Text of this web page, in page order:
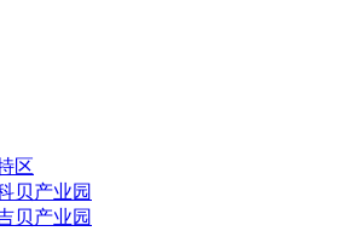
区
贝产业园
贝产业园